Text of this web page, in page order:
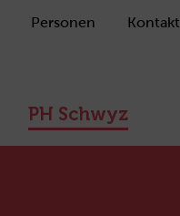
Personen Kontakt
PH Schwyz